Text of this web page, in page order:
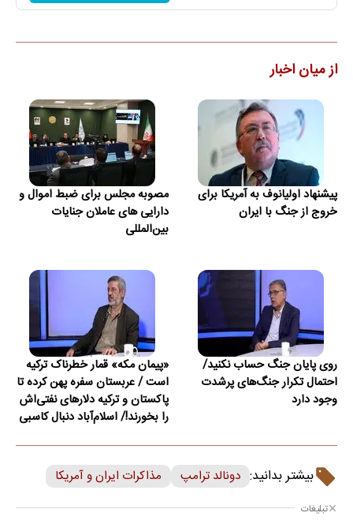
از میان اخبار
پیشنهاد اولیانوف به آمریکا برای
خروج از جنگ با ایران
مصوبه مجلس برای ضبط اموال و
دارایی های عاملان جنایات
بین‌المللی
روی پایان جنگ حساب نکنید/
احتمال تکرار جنگ‌های پرشدت
وجود دارد
«پیمان مکه» قمار خطرناک ترکیه
است / عربستان سفره پهن کرده تا
پاکستان و ترکیه دلارهای نفتی‌اش
را بخورند!/ اسلام‌آباد دنبال کاسبی
بیشتر بدانید: دونالد ترامپ مذاکرات ایران و آمریکا
تبلیغات